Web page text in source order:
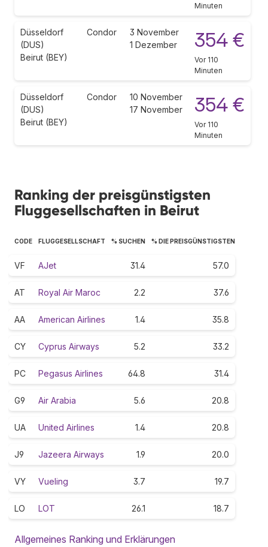
Minuten
Düsseldorf
(DUS)
Beirut (BEY)
Condor
3 November
1 Dezember
354 €
Vor 110
Minuten
Düsseldorf
(DUS)
Beirut (BEY)
Condor
10 November
17 November
354 €
Vor 110
Minuten
Ranking der preisgünstigsten
Fluggesellschaften in Beirut
CODE FLUGGESELLSCHAFT % SUCHEN % DIE PREISGÜNSTIGSTEN
VF AJet 31.4 57.0
AT Royal Air Maroc 2.2 37.6
AA American Airlines 1.4 35.8
CY Cyprus Airways 5.2 33.2
PC Pegasus Airlines 64.8 31.4
G9 Air Arabia 5.6 20.8
UA United Airlines 1.4 20.8
J9 Jazeera Airways 1.9 20.0
VY Vueling 3.7 19.7
LO LOT 26.1 18.7
Allgemeines Ranking und Erklärungen